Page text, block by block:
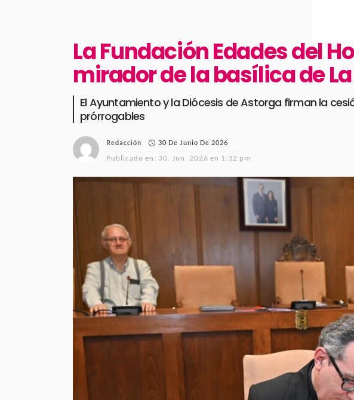
La Fundación Edades del
mirador de la basílica de
El Ayuntamiento y la Diócesis de Astorga firman la
prórrogables
Redacción 30 De Junio De 2026
Publicado en: 30. Jun, 2026 en 1:32 pm